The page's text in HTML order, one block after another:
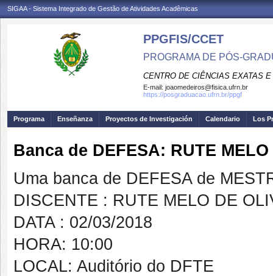
SIGAA - Sistema Integrado de Gestão de Atividades Acadêmicas
PPGFIS/CCET
PROGRAMA DE PÓS-
CENTRO DE CIÊNCIAS EXATAS
E-mail: joaomedeiros@fisica.ufrn.br
https://posgraduacao.ufrn.br/ppgf
Programa Enseñanza Proyectos de Investigación Calendario Los
Banca de DEFESA: RUTE
Uma banca de DEFESA de
DISCENTE : RUTE MELO DE
DATA : 02/03/2018
HORA: 10:00
LOCAL: Auditório do DFTE